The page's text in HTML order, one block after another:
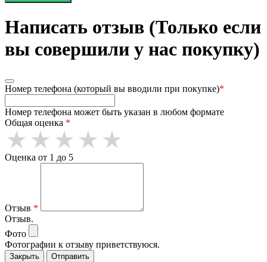
Написать отзыв (Только если
вы совершили у нас покупку)
Номер телефона (который вы вводили при покупке)*
Номер телефона может быть указан в любом формате
Общая оценка *
Оценка от 1 до 5
Отзыв *
Отзыв.
Фото
Фотографии к отзыву приветствуюся.
Закрыть Отправить